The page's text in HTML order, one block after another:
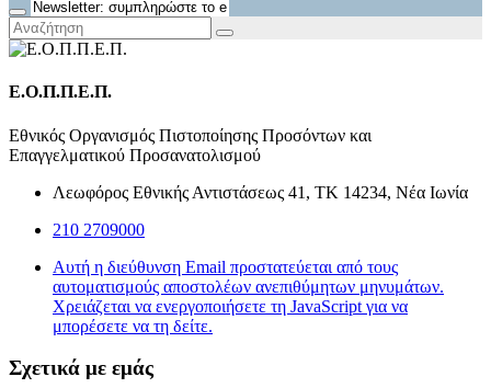
Ε.Ο.Π.Π.Ε.Π.
Εθνικός Οργανισμός Πιστοποίησης Προσόντων και
Επαγγελματικού Προσανατολισμού
Λεωφόρος Εθνικής Αντιστάσεως 41, ΤΚ 14234, Νέα Ιωνία
210 2709000
Αυτή η διεύθυνση Email προστατεύεται από τους
αυτοματισμούς αποστολέων ανεπιθύμητων μηνυμάτων.
Χρειάζεται να ενεργοποιήσετε τη JavaScript για να
μπορέσετε να τη δείτε.
Σχετικά με εμάς